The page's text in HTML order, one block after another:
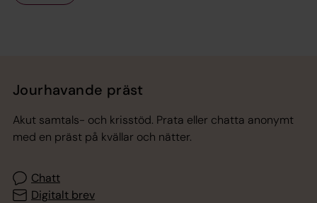
Jourhavande präst
Akut samtals- och krisstöd. Prata eller chatta anonymt
med en präst på kvällar och nätter.
Chatt
Digitalt brev